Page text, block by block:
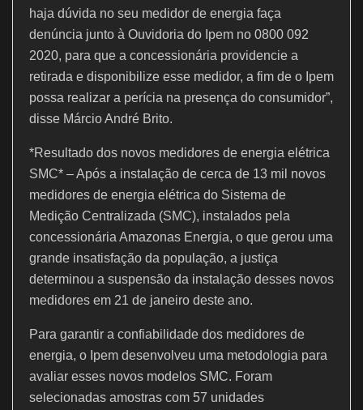
haja dúvida no seu medidor de energia faça
denúncia junto à Ouvidoria do Ipem no 0800 092
2020, para que a concessionária providencie a
retirada e disponibilize esse medidor, a fim de o Ipem
possa realizar a perícia na presença do consumidor”,
disse Márcio André Brito.
*Resultado dos novos medidores de energia elétrica
SMC* – Após a instalação de cerca de 13 mil novos
medidores de energia elétrica do Sistema de
Medição Centralizada (SMC), instalados pela
concessionária Amazonas Energia, o que gerou uma
grande insatisfação da população, a justiça
determinou a suspensão da instalação desses novos
medidores em 21 de janeiro deste ano.
Para garantir a confiabilidade dos medidores de
energia, o Ipem desenvolveu uma metodologia para
avaliar esses novos modelos SMC. Foram
selecionadas amostras com 57 unidades